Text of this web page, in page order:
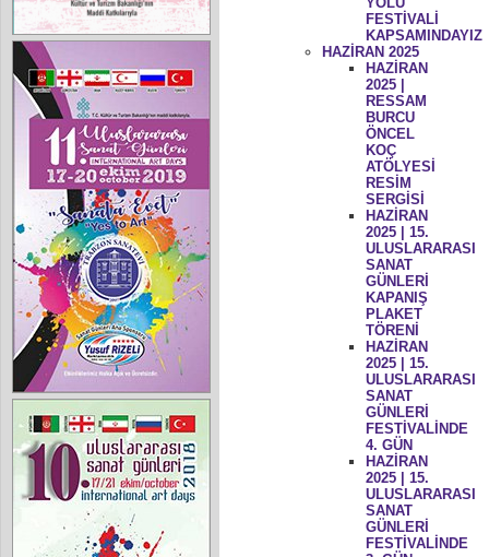
FESTİVALİ
KAPSAMINDAYIZ
HAZİRAN 2025
HAZİRAN
2025 |
RESSAM
BURCU
ÖNCEL
KOÇ
ATÖLYESİ
RESİM
SERGİSİ
HAZİRAN
2025 | 15.
ULUSLARARASI
SANAT
GÜNLERİ
KAPANIŞ
PLAKET
TÖRENİ
HAZİRAN
2025 | 15.
ULUSLARARASI
SANAT
GÜNLERİ
FESTİVALİNDE
4. GÜN
HAZİRAN
2025 | 15.
ULUSLARARASI
SANAT
GÜNLERİ
FESTİVALİNDE